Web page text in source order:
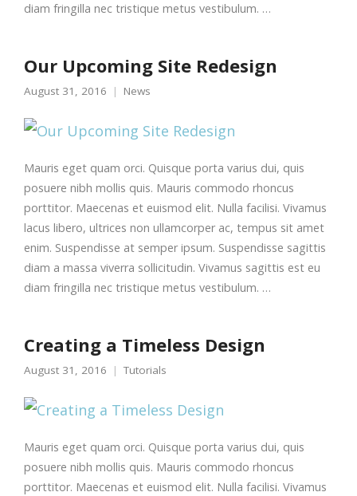
diam fringilla nec tristique metus vestibulum. …
Our Upcoming Site Redesign
August 31, 2016 News
Mauris eget quam orci. Quisque porta varius dui, quis
posuere nibh mollis quis. Mauris commodo rhoncus
porttitor. Maecenas et euismod elit. Nulla facilisi. Vivamus
lacus libero, ultrices non ullamcorper ac, tempus sit amet
enim. Suspendisse at semper ipsum. Suspendisse sagittis
diam a massa viverra sollicitudin. Vivamus sagittis est eu
diam fringilla nec tristique metus vestibulum. …
Creating a Timeless Design
August 31, 2016 Tutorials
Mauris eget quam orci. Quisque porta varius dui, quis
posuere nibh mollis quis. Mauris commodo rhoncus
porttitor. Maecenas et euismod elit. Nulla facilisi. Vivamus